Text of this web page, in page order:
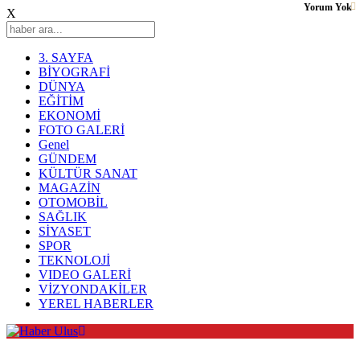
X
3. SAYFA
BİYOGRAFİ
DÜNYA
EĞİTİM
EKONOMİ
FOTO GALERİ
Genel
GÜNDEM
KÜLTÜR SANAT
MAGAZİN
OTOMOBİL
SAĞLIK
SİYASET
SPOR
TEKNOLOJİ
VIDEO GALERİ
VİZYONDAKİLER
YEREL HABERLER
Yorum Yok